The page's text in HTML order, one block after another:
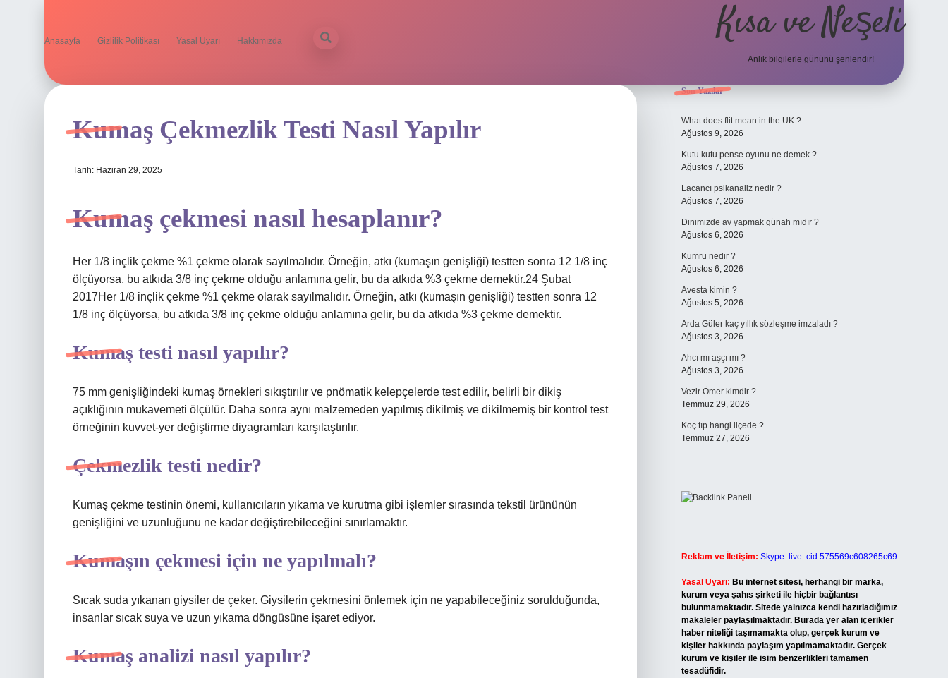
Anasayfa Gizlilik Politikası Yasal Uyarı Hakkımızda Kısa ve Neşeli
Anlık bilgilerle gününü şenlendir!
Kumaş Çekmezlik Testi Nasıl Yapılır
Tarih: Haziran 29, 2025
Kumaş çekmesi nasıl hesaplanır?
Her 1/8 inçlik çekme %1 çekme olarak sayılmalıdır. Örneğin, atkı (kumaşın genişliği) testten sonra 12 1/8 inç
ölçüyorsa, bu atkıda 3/8 inç çekme olduğu anlamına gelir, bu da atkıda %3 çekme demektir.24 Şubat
2017Her 1/8 inçlik çekme %1 çekme olarak sayılmalıdır. Örneğin, atkı (kumaşın genişliği) testten sonra 12
1/8 inç ölçüyorsa, bu atkıda 3/8 inç çekme olduğu anlamına gelir, bu da atkıda %3 çekme demektir.
Kumaş testi nasıl yapılır?
75 mm genişliğindeki kumaş örnekleri sıkıştırılır ve pnömatik kelepçelerde test edilir, belirli bir dikiş
açıklığının mukavemeti ölçülür. Daha sonra aynı malzemeden yapılmış dikilmiş ve dikilmemiş bir kontrol test
örneğinin kuvvet-yer değiştirme diyagramları karşılaştırılır.
Çekmezlik testi nedir?
Kumaş çekme testinin önemi, kullanıcıların yıkama ve kurutma gibi işlemler sırasında tekstil ürününün
genişliğini ve uzunluğunu ne kadar değiştirebileceğini sınırlamaktır.
Kumaşın çekmesi için ne yapılmalı?
Sıcak suda yıkanan giysiler de çeker. Giysilerin çekmesini önlemek için ne yapabileceğiniz sorulduğunda,
insanlar sıcak suya ve uzun yıkama döngüsüne işaret ediyor.
Kumaş analizi nasıl yapılır?
Sidebar
Son Yazılar
What does flit mean in the UK ?
Ağustos 9, 2026
Kutu kutu pense oyunu ne demek ?
Ağustos 7, 2026
Lacancı psikanaliz nedir ?
Ağustos 7, 2026
Dinimizde av yapmak günah mıdır ?
Ağustos 6, 2026
Kumru nedir ?
Ağustos 6, 2026
Avesta kimin ?
Ağustos 5, 2026
Arda Güler kaç yıllık sözleşme imzaladı ?
Ağustos 3, 2026
Ahcı mı aşçı mı ?
Ağustos 3, 2026
Vezir Ömer kimdir ?
Temmuz 29, 2026
Koç tıp hangi ilçede ?
Temmuz 27, 2026
Reklam ve İletişim: Skype: live:.cid.575569c608265c69
Yasal Uyarı: Bu internet sitesi, herhangi bir marka,
kurum veya şahıs şirketi ile hiçbir bağlantısı
bulunmamaktadır. Sitede yalnızca kendi hazırladığımız
makaleler paylaşılmaktadır. Burada yer alan içerikler
haber niteliği taşımamakta olup, gerçek kurum ve
kişiler hakkında paylaşım yapılmamaktadır. Gerçek
kurum ve kişiler ile isim benzerlikleri tamamen
tesadüfidir.